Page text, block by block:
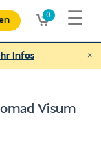
0 ☰
Infos ×
Visum